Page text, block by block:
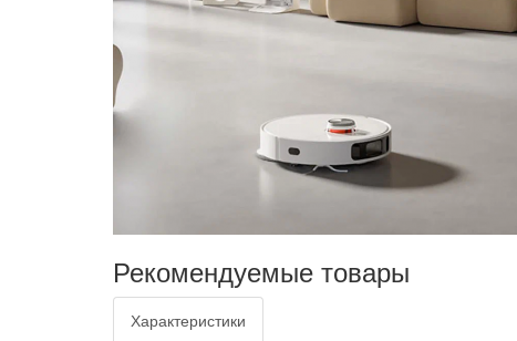
Рекомендуемые товары
Характеристики